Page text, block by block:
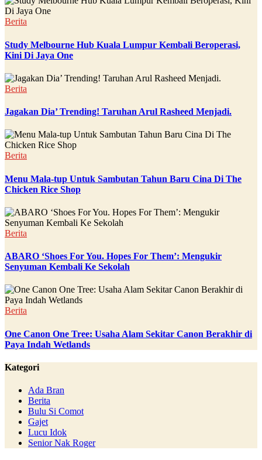
Berita
Study Melbourne Hub Kuala Lumpur Kembali Beroperasi,
Kini Di Jaya One
Berita
Jagakan Dia’ Trending! Taruhan Arul Rasheed Menjadi.
Berita
Menu Mala-tup Untuk Sambutan Tahun Baru Cina Di The
Chicken Rice Shop
Berita
ABARO ‘Shoes For You. Hopes For Them’: Mengukir
Senyuman Kembali Ke Sekolah
Berita
One Canon One Tree: Usaha Alam Sekitar Canon Berakhir di
Paya Indah Wetlands
Kategori
Ada Bran
Berita
Bulu Si Comot
Gajet
Lucu Idok
Senior Nak Roger